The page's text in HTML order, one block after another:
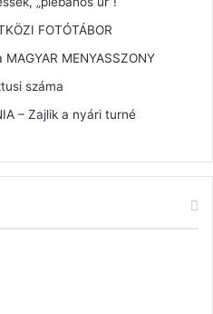
FOTÓTÁBOR
MENYASSZONY
száma
– Zajlik a nyári turné